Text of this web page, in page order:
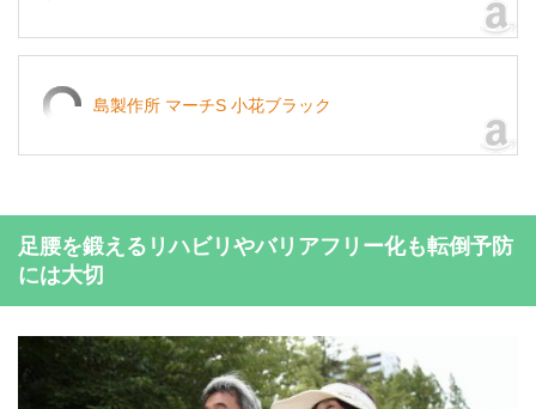
島製作所 マーチS 小花ブラック
足腰を鍛えるリハビリやバリアフリー化も転倒予防
には大切